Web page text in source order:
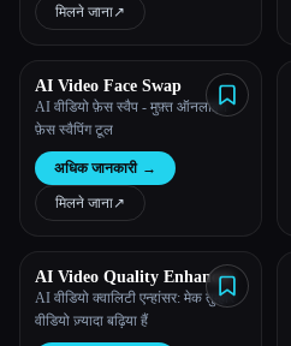
मिलने जाना↗︎
AI Video Face Swap
AI वीडियो फ़ेस स्वैप - मुफ़्त ऑनलाइन
फ़ेस स्वैपिंग टूल
अधिक जानकारी →
मिलने जाना↗︎
AI Video Quality Enhancer
AI वीडियो क्वालिटी एन्हांसर: मेक तुम्हारे
वीडियो ज़्यादा बढ़िया हैं